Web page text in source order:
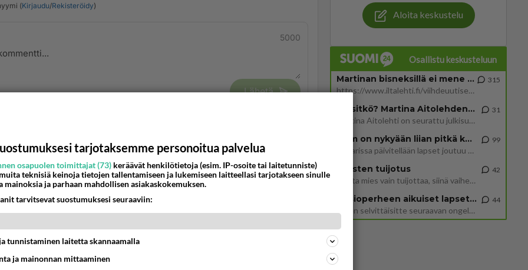
(Kirjaudu/Rekisteröidy)
5000
Lähetä
­t­­y­t­­ö­t­­­ ­­­o­­­d­­o­­­t­t­­a­­­v­­­­­­a­­­t­­­ ­­­s­i­n­u­a­­­ -> https://us4.fun/kissgirl?18288386
Aloita keskustelu
Osallistu keskusteluun
Martinan bisneksillä ei mene hyvin
https://www.iltalehti.fi/viihdeuutiset/a/c46da6ab-340f-4790-aaa7-0865eed2336 Yrityksen konkurssihakemus on tullut kärä
315
Tiesitkö? Martina Aitolehden isäpuoli on tämä suosittu laulaja
Martina Aitolehti on seurattu julkisuuden henkilö. Lähipiiriin mahtuu muitakin tunnettuja henkilöitä. Tiesitkö, että Ma
31
2 km on nykyään liian pitkä koulumatka
Hesarissa päivitellään lapset joutuu nyt kulkemaan 2 km kouluun jösses. Ruostefillarilla tuo matka menee vaikka miten äk
99
Miesten tuijotus
Mutta mies vain tuijottaa, siinä vaiheessa käännän itse pään pois. Mikä juttu? Yleensä jos joku tuijottaa tai katsoo, hä
42
Uusioperheen aikuiset lapset tyhjentää jääkaapin käydessään
Miten selvittäisitte seuraavan ongelman, meillä on uusioperhe, minulla teini-ikäiset lapset ja puolisolla aikuiset, jotk
44
tarjotaksemme personoitua palvelua
osapuolen toimittajat (73) keräävät henkilötietoja (esim. IP-osoite tai laitetunniste)
teknisiä keinoja tietojen tallentamiseen ja lukemiseen laitteellasi tarjotakseen sinulle
ja parhaan mahdollisen asiakaskokemuksen.
tarvitsevat suostumuksesi seuraaviin:
tunnistaminen laitetta skannaamalla
ja mainonnan mittaaminen